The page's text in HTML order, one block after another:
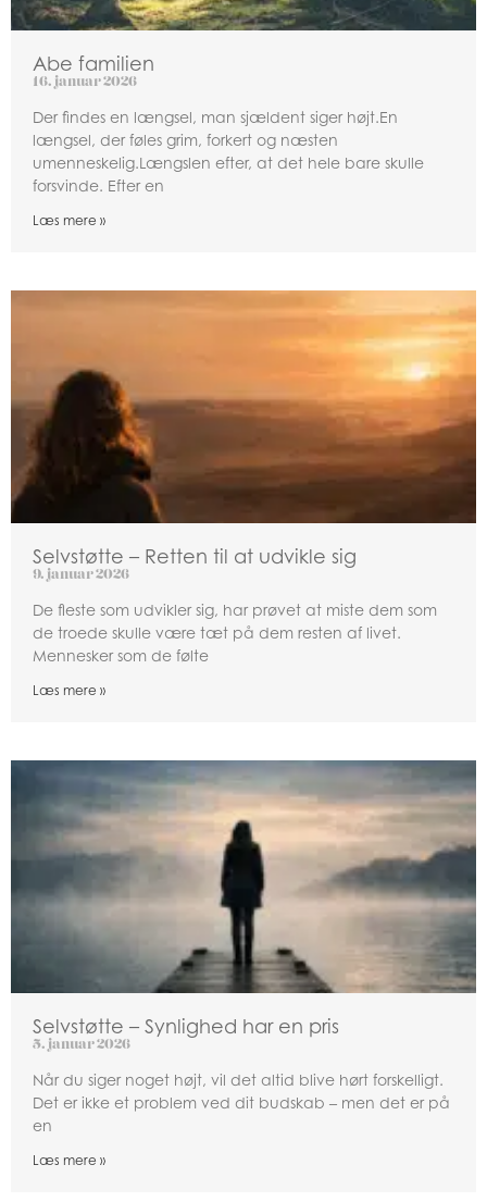
Abe familien
16. januar 2026
Der findes en længsel, man sjældent siger højt.En
længsel, der føles grim, forkert og næsten
umenneskelig.Længslen efter, at det hele bare skulle
forsvinde. Efter en
Læs mere »
Selvstøtte – Retten til at udvikle sig
9. januar 2026
De fleste som udvikler sig, har prøvet at miste dem som
de troede skulle være tæt på dem resten af livet.
Mennesker som de følte
Læs mere »
Selvstøtte – Synlighed har en pris
5. januar 2026
Når du siger noget højt, vil det altid blive hørt forskelligt.
Det er ikke et problem ved dit budskab – men det er på
en
Læs mere »